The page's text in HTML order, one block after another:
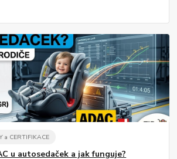
a CERTIFIKACE
u autosedaček a jak funguje?